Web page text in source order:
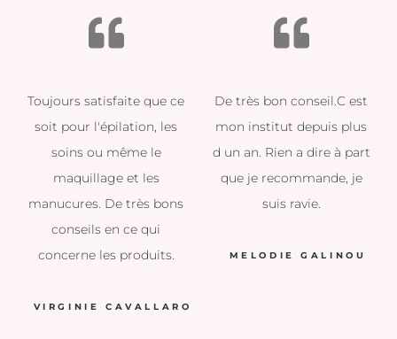
Toujours satisfaite que ce
soit pour l'épilation, les
soins ou même le
maquillage et les
manucures. De très bons
conseils en ce qui
concerne les produits.
VIRGINIE CAVALLARO
De très bon conseil.C est
mon institut depuis plus
d un an. Rien a dire à part
que je recommande, je
suis ravie.
MELODIE GALINOU